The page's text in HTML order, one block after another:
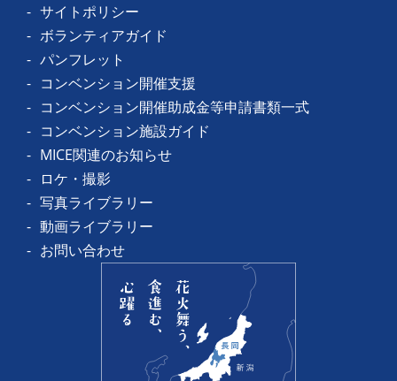
サイトポリシー
ボランティアガイド
パンフレット
コンベンション開催支援
コンベンション開催助成金等申請書類一式
コンベンション施設ガイド
MICE関連のお知らせ
ロケ・撮影
写真ライブラリー
動画ライブラリー
お問い合わせ